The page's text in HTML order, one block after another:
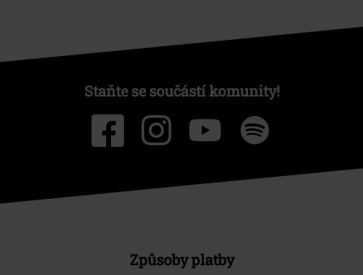
Staňte se součástí komunity!
Způsoby platby